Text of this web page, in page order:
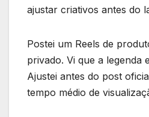
ajustar criativos antes do
Postei um Reels de
privado. Vi que a legenda
Ajustei antes do post
tempo médio de